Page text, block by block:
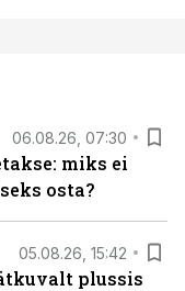
06.08.26, 07:30
miks ei
osta?
05.08.26, 15:42
plussis